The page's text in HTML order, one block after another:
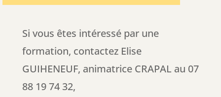
Si vous êtes intéressé par une
formation, contactez Elise
GUIHENEUF, animatrice CRAPAL au 07
88 19 74 32,